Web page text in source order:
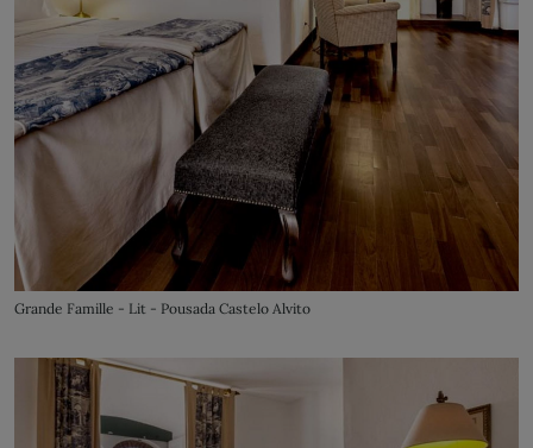
Grande Famille - Lit - Pousada Castelo Alvito